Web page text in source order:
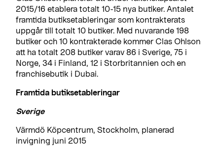
2015/16 etablera totalt 10-15 nya butiker. Antalet
framtida butiksetableringar som kontrakterats
uppgår till totalt 10 butiker. Med nuvarande 198
butiker och 10 kontrakterade kommer Clas Ohlson
att ha totalt 208 butiker varav 86 i Sverige, 75 i
Norge, 34 i Finland, 12 i Storbritannien och en
franchisebutik i Dubai.
Framtida butiksetableringar
Sverige
Värmdö Köpcentrum, Stockholm, planerad
invigning juni 2015